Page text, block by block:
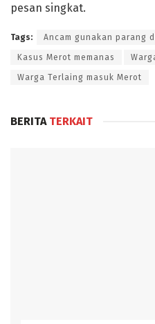
pesan singkat.
Tags: Ancam gunakan parang
Kasus Merot memanas
Warga Terlaing masuk Merot
BERITATERKAIT